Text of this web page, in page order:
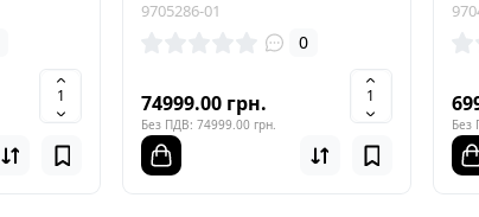
9705286-01
0
74999.00 грн.
Без ПДВ: 74999.00 грн. Без